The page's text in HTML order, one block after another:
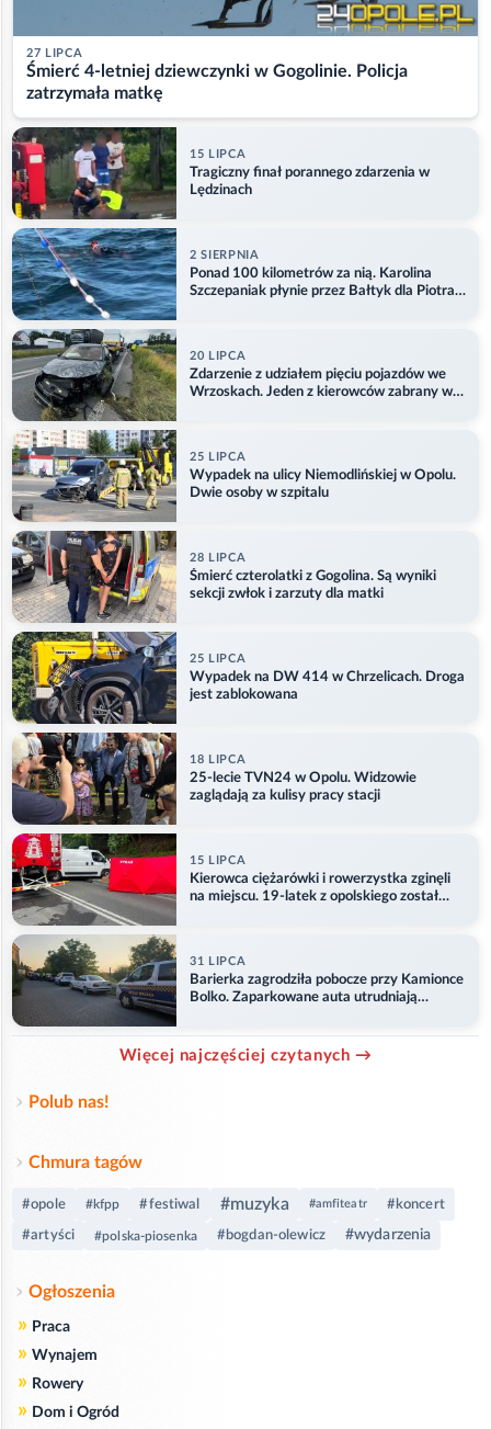
27 LIPCA
Śmierć 4-letniej dziewczynki w Gogolinie. Policja
zatrzymała matkę
15 LIPCA
Tragiczny finał porannego zdarzenia w
Lędzinach
2 SIERPNIA
Ponad 100 kilometrów za nią. Karolina
Szczepaniak płynie przez Bałtyk dla Piotra.
20 LIPCA
Zdarzenie z udziałem pięciu pojazdów we
Wrzoskach. Jeden z kierowców zabrany w
25 LIPCA
Wypadek na ulicy Niemodlińskiej w Opolu.
Dwie osoby w szpitalu
28 LIPCA
Śmierć czterolatki z Gogolina. Są wyniki
sekcji zwłok i zarzuty dla matki
25 LIPCA
Wypadek na DW 414 w Chrzelicach. Droga
jest zablokowana
18 LIPCA
25-lecie TVN24 w Opolu. Widzowie
zaglądają za kulisy pracy stacji
15 LIPCA
Kierowca ciężarówki i rowerzystka zginęli
na miejscu. 19-latek z opolskiego został
31 LIPCA
Barierka zagrodziła pobocze przy Kamionce
Bolko. Zaparkowane auta utrudniają
Więcej najczęściej czytanych →
Polub nas!
Chmura tagów
#opole #kfpp #festiwal #muzyka #amfiteatr #koncert
#artyści #polska-piosenka #bogdan-olewicz #wydarzenia
Ogłoszenia
» Praca
» Wynajem
» Rowery
» Dom i Ogród